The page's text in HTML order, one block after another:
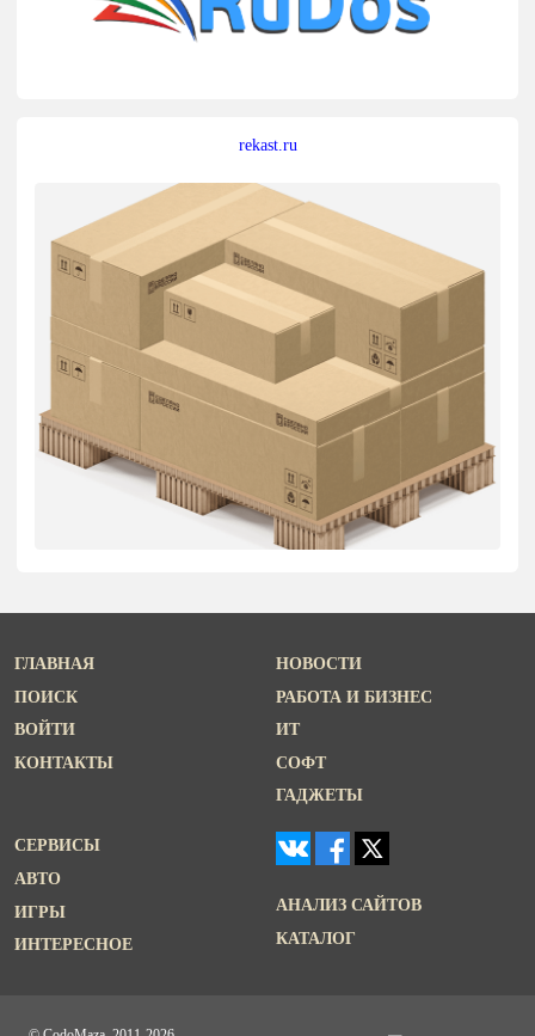
rekast.ru
ГЛАВНАЯ
ПОИСК
ВОЙТИ
КОНТАКТЫ
НОВОСТИ
РАБОТА И БИЗНЕС
ИТ
СОФТ
ГАДЖЕТЫ
СЕРВИСЫ
АВТО
ИГРЫ
ИНТЕРЕСНОЕ
АНАЛИЗ САЙТОВ
КАТАЛОГ